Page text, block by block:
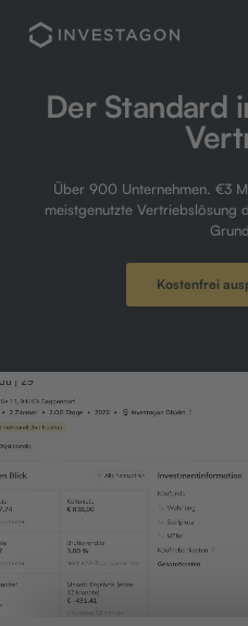
Der Standard
Über 900 Unternehmen. €3
meistgenutzte
Kostenfrei